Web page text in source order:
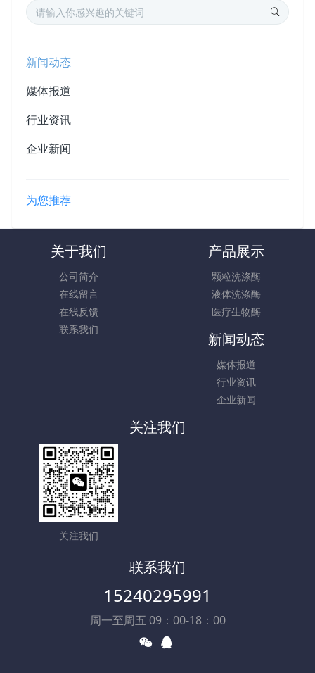
新闻动态
媒体报道
行业资讯
企业新闻
为您推荐
关于我们
公司简介
在线留言
在线反馈
联系我们
产品展示
颗粒洗涤酶
液体洗涤酶
医疗生物酶
新闻动态
媒体报道
行业资讯
企业新闻
关注我们
关注我们
联系我们
15240295991
周一至周五 09：00-18：00